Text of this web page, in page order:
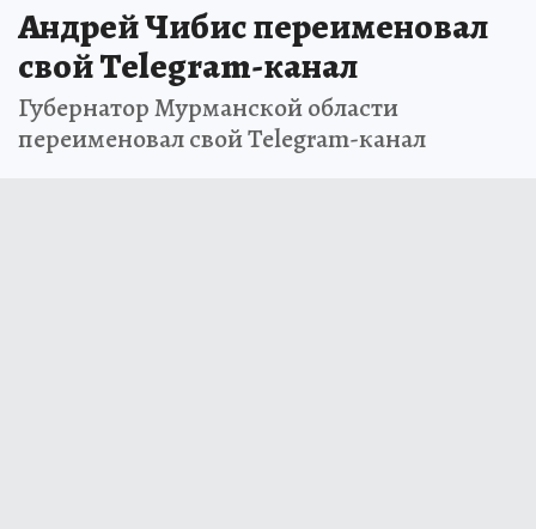
Андрей Чибис переименовал
свой Telegram-канал
Губернатор Мурманской области
переименовал свой Telegram-канал